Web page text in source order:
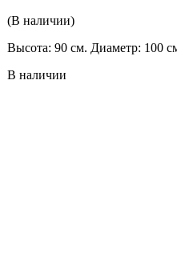
(В наличии)
Высота: 90 см. Диаметр: 100
В наличии